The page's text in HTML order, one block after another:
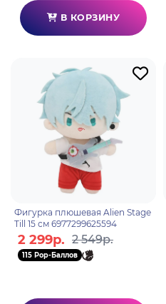
В КОРЗИНУ
Фигурка плюшевая Alien Stage
Till 15 см 6977299625594
2 299р. 2 549р.
115 Pop-Баллов